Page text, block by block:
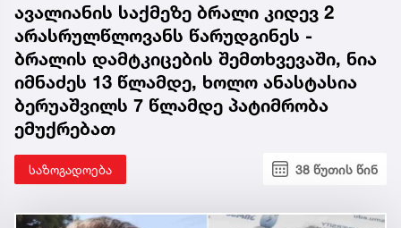
ავალიანის საქმეზე ბრალი კიდევ 2
არასრულწლოვანს წარუდგინეს -
ბრალის დამტკიცების შემთხვევაში, ნია
იმნაძეს 13 წლამდე, ხოლო ანასტასია
ბერუაშვილს 7 წლამდე პატიმრობა
ემუქრებათ
საზოგადოება 38 წუთის წინ